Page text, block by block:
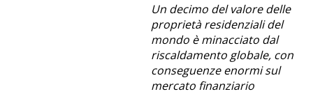
Un decimo del valore delle
proprietà residenziali del
mondo è minacciato dal
riscaldamento globale, con
conseguenze enormi sul
mercato finanziario